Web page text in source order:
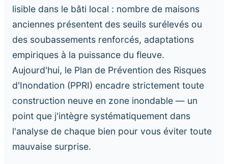
lisible dans le bâti local : nombre de maisons
anciennes présentent des seuils surélevés ou
des soubassements renforcés, adaptations
empiriques à la puissance du fleuve.
Aujourd'hui, le Plan de Prévention des Risques
d'Inondation (PPRI) encadre strictement toute
construction neuve en zone inondable — un
point que j'intègre systématiquement dans
l'analyse de chaque bien pour vous éviter toute
mauvaise surprise.